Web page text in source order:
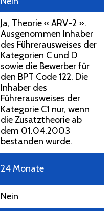
Ja, Theorie « ARV-2 ».
Ausgenommen Inhaber
des Führerausweises der
Kategorien C und D
sowie die Bewerber für
den BPT Code 122. Die
Inhaber des
Führerausweises der
Kategorie C1 nur, wenn
die Zusatztheorie ab
dem 01.04.2003
bestanden wurde.
24 Monate
Nein